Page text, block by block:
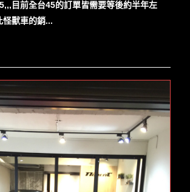
目前全台45的訂單皆需要等後約半年左
怪獸車的銷...